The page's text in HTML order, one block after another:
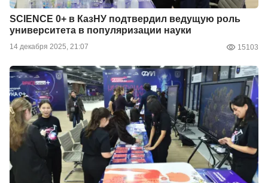
SCIENCE 0+ в КазНУ подтвердил ведущую роль
университета в популяризации науки
14 декабря 2025, 21:07 15103